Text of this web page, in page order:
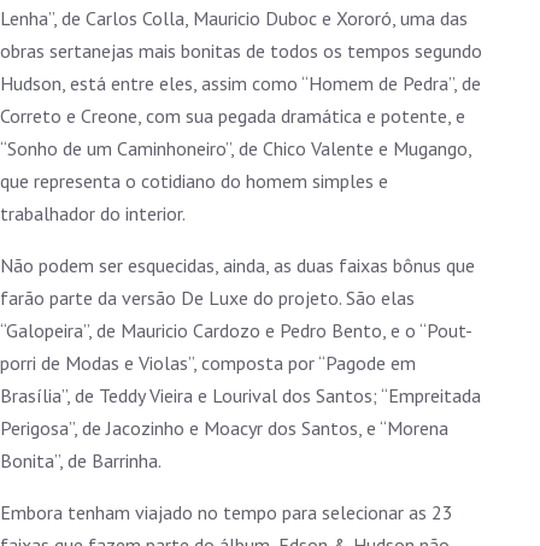
Lenha”, de Carlos Colla, Mauricio Duboc e Xororó, uma das
obras sertanejas mais bonitas de todos os tempos segundo
Hudson, está entre eles, assim como “Homem de Pedra”, de
Correto e Creone, com sua pegada dramática e potente, e
“Sonho de um Caminhoneiro”, de Chico Valente e Mugango,
que representa o cotidiano do homem simples e
trabalhador do interior.
Não podem ser esquecidas, ainda, as duas faixas bônus que
farão parte da versão De Luxe do projeto. São elas
“Galopeira”, de Mauricio Cardozo e Pedro Bento, e o “Pout-
porri de Modas e Violas”, composta por “Pagode em
Brasília”, de Teddy Vieira e Lourival dos Santos; “Empreitada
Perigosa”, de Jacozinho e Moacyr dos Santos, e “Morena
Bonita”, de Barrinha.
Embora tenham viajado no tempo para selecionar as 23